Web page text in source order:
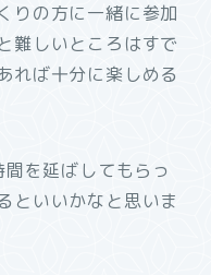
りの方に一緒に参加
難しいところはすで
れば十分に楽しめる
を延ばしてもらっ
といいかなと思いま